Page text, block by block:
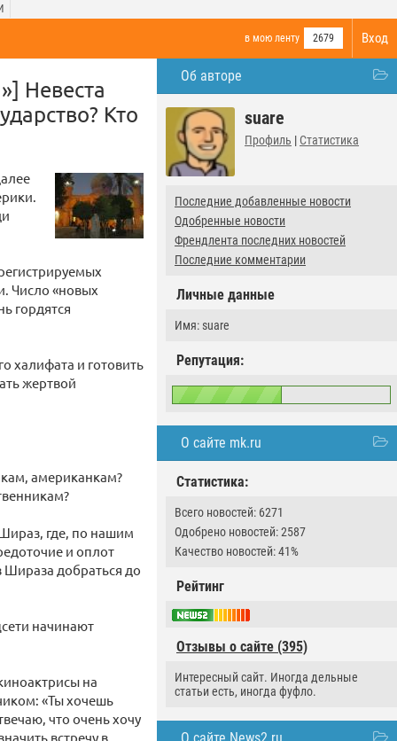
Вход
в мою ленту 2679
Об авторе
suare
Профиль | Статистика
Последние добавленные новости
Одобренные новости
Френдлента последних новостей
Последние комментарии
Личные данные
Имя: suare
Репутация:
О сайте mk.ru
Статистика:
Всего новостей: 6271
Одобрено новостей: 2587
Качество новостей: 41%
Рейтинг
Отзывы о сайте (395)
Интересный сайт. Иногда дельные
статьи есть, иногда фуфло.
Невеста
Кто
Число «новых
гордятся
халифата и готовить
жертвой
американкам?
где, по нашим
и оплот
Шираза добраться до
начинают
на
«Ты хочешь
что очень хочу
встречу в